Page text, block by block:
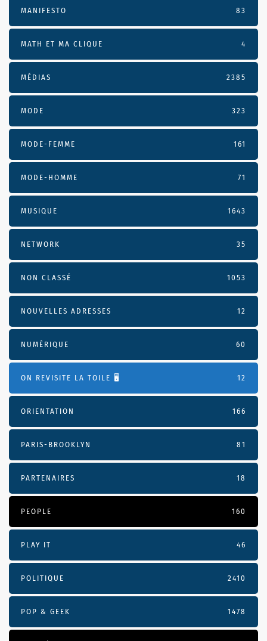
MANIFESTO 83
MATH ET MA CLIQUE 4
MÉDIAS 2385
MODE 323
MODE-FEMME 161
MODE-HOMME 71
MUSIQUE 1643
NETWORK 35
NON CLASSÉ 1053
NOUVELLES ADRESSES 12
NUMÉRIQUE 60
ON REVISITE LA TOILE 🖥️ 12
ORIENTATION 166
PARIS-BROOKLYN 81
PARTENAIRES 18
PEOPLE 160
PLAY IT 46
POLITIQUE 2410
POP & GEEK 1478